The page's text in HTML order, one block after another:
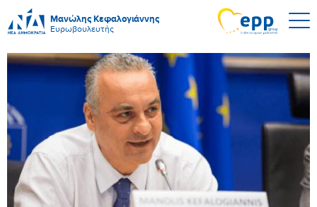
Μανώλης Κεφαλογιάννης
Ευρωβουλευτής